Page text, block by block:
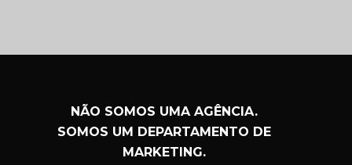
NÃO SOMOS UMA AGÊNCIA.
SOMOS UM DEPARTAMENTO DE
MARKETING.